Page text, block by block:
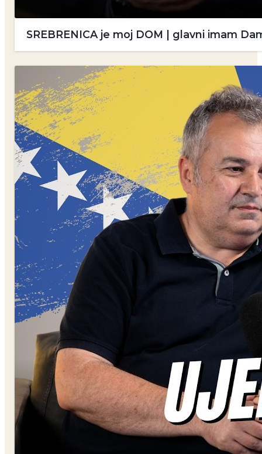
SREBRENICA je moj DOM | glavni imam